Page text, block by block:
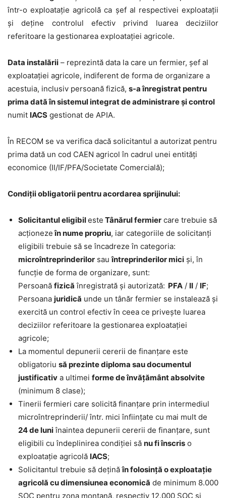
într-o exploatație agricolă ca șef al respectivei exploatații
și deține controlul efectiv privind luarea deciziilor
referitoare la gestionarea exploatației agricole.
Data instalării – reprezintă data la care un fermier, șef al
exploatației agricole, indiferent de forma de organizare a
acestuia, inclusiv persoană fizică, s-a înregistrat pentru
prima dată în sistemul integrat de administrare și control
numit IACS gestionat de APIA.
În RECOM se va verifica dacă solicitantul a autorizat pentru
prima dată un cod CAEN agricol în cadrul unei entităţi
economice (II/IF/PFA/Societate Comercială);
Condiții obligatorii pentru acordarea sprijinului:
Solicitantul eligibileste Tânărul fermier care trebuie să
acţionezeîn nume propriu, iar categoriile de solicitanți
eligibili trebuie să se încadreze în categoria:
microîntreprinderilor sauîntreprinderilor mici și, în
funcție de forma de organizare, sunt:
Persoană fizică înregistrată şi autorizată: PFA / II / IF;
Persoana juridică unde un tânăr fermier se instalează și
exercită un control efectiv în ceea ce privește luarea
deciziilor referitoare la gestionarea exploataţiei
agricole;
La momentul depunerii cererii de finanțare este
obligatoriu să prezinte diploma sau documentul
justificativ a ultimei forme de învățământ absolvite
(minimum 8 clase);
Tinerii fermieri care solicită finanţare prin intermediul
microîntreprinderii/ într. mici înfiinţate cu mai mult de
24 de luniînaintea depunerii cererii de finanţare, sunt
eligibili cu îndeplinirea condiţiei să nu fi înscris o
exploataţie agricolă IACS;
Solicitantul trebuie să deținăîn folosință o exploatație
agricolă cu dimensiunea economică de minimum 8.000
SOC pentru zona montană, respectiv 12.000 SOC și